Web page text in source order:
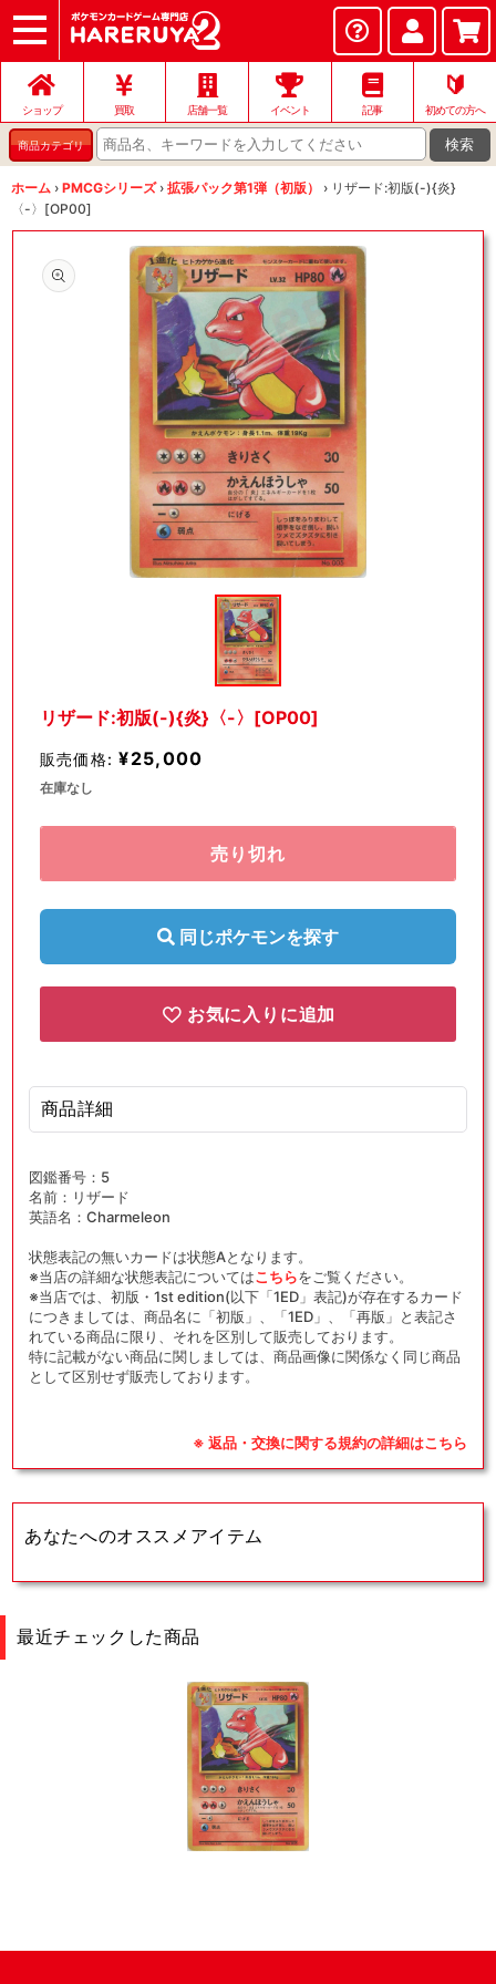
ショップ
店頭買取
ネット買取
店舗一覧
イベント
お問い合わせ
ショップ 買取 店舗一覧 イベント 記事
🔰
初めての方へ
商品カテゴリ 検索
ホーム › PMCGシリーズ › 拡張パック第1弾（初版） › リザード:初版(-){炎}
〈-〉[OP00]
(1)
を
く
リザード:初版(-){炎}〈-〉[OP00]
販売価格: ¥25,000
在庫なし
売り切れ
同じポケモンを探す
お気に入りに追加
商品詳細
図鑑番号：5
名前：リザード
英語名：Charmeleon
状態表記の無いカードは状態Aとなります。
※当店の詳細な状態表記についてはこちらをご覧ください。
※当店では、初版・1st edition(以下「1ED」表記)が存在するカード
につきましては、商品名に「初版」、「1ED」、「再版」と表記さ
れている商品に限り、それを区別して販売しております。
特に記載がない商品に関しましては、商品画像に関係なく同じ商品
として区別せず販売しております。
※ 返品・交換に関する規約の詳細はこちら
あなたへのオススメアイテム
最近チェックした商品